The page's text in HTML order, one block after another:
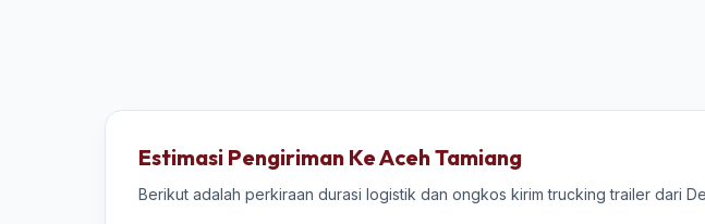
Estimasi Pengiriman Ke Aceh Tamiang
Berikut adalah perkiraan durasi logistik dan ongkos kirim trucking trailer dari